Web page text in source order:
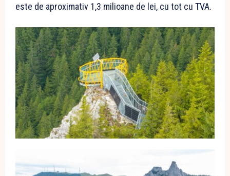
este de aproximativ 1,3 milioane de lei, cu tot cu TVA.